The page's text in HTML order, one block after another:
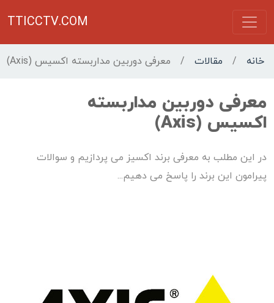
TTICCTV.COM
خانه / مقالات / معرفی دوربین مداربسته اکسیس (Axis)
معرفی دوربین مداربسته
اکسیس (Axis)
در این مطلب به معرفی برند اکسیز می پردازیم و سوالات
پیرامون این برند را پاسخ می دهیم...